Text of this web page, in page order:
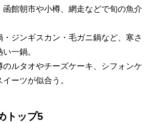
函館朝市や小樽、網走などで旬の魚介
ジンギスカン・毛ガニ鍋など、寒さ
一鍋。
のルタオやチーズケーキ、シフォンケ
ーツが似合う。
トップ5